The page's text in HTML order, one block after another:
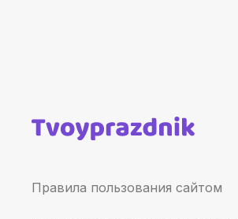
Правила пользования сайтом